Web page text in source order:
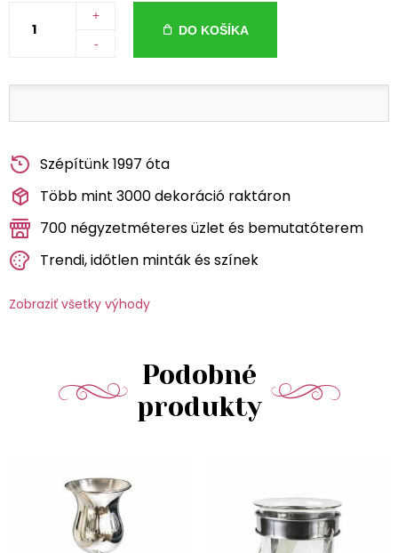
+
-
DO KOŠÍKA
Szépítünk 1997 óta
Több mint 3000 dekoráció raktáron
700 négyzetméteres üzlet és bemutatóterem
Trendi, időtlen minták és színek
Zobraziť všetky výhody
Podobné
produkty